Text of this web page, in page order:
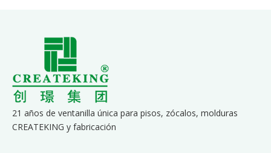
21 años de ventanilla única para pisos, zócalos, molduras
CREATEKING y fabricación